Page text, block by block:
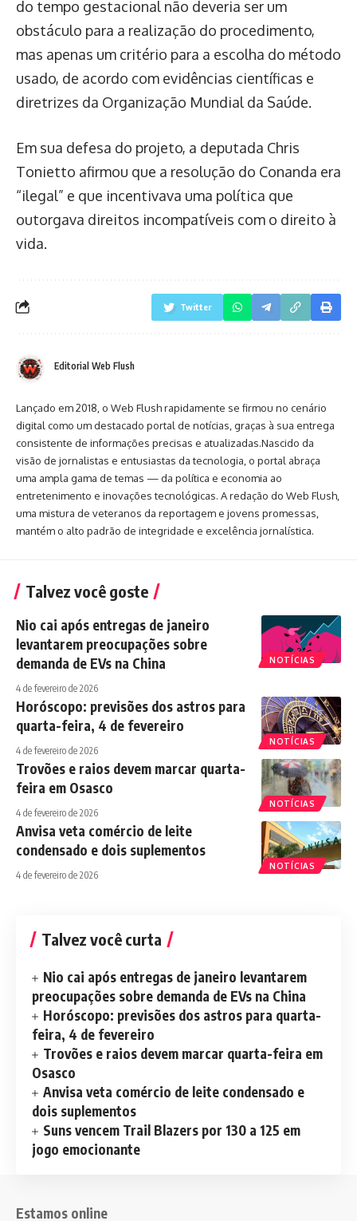
do tempo gestacional não deveria ser um
obstáculo para a realização do procedimento,
mas apenas um critério para a escolha do método
usado, de acordo com evidências científicas e
diretrizes da Organização Mundial da Saúde.
Em sua defesa do projeto, a deputada Chris
Tonietto afirmou que a resolução do Conanda era
“ilegal” e que incentivava uma política que
outorgava direitos incompatíveis com o direito à
vida.
Twitter
Editorial Web Flush
Lançado em 2018, o Web Flush rapidamente se firmou no cenário
digital como um destacado portal de notícias, graças à sua entrega
consistente de informações precisas e atualizadas.Nascido da
visão de jornalistas e entusiastas da tecnologia, o portal abraça
uma ampla gama de temas — da política e economia ao
entretenimento e inovações tecnológicas. A redação do Web Flush,
uma mistura de veteranos da reportagem e jovens promessas,
mantém o alto padrão de integridade e excelência jornalística.
Talvez você goste
NOTÍCIAS
Nio cai após entregas de janeiro
levantarem preocupações sobre
demanda de EVs na China
4 de fevereiro de 2026
NOTÍCIAS
Horóscopo: previsões dos astros para
quarta-feira, 4 de fevereiro
4 de fevereiro de 2026
NOTÍCIAS
Trovões e raios devem marcar quarta-
feira em Osasco
4 de fevereiro de 2026
NOTÍCIAS
Anvisa veta comércio de leite
condensado e dois suplementos
4 de fevereiro de 2026
Talvez você curta
Nio cai após entregas de janeiro levantarem
preocupações sobre demanda de EVs na China
Horóscopo: previsões dos astros para quarta-
feira, 4 de fevereiro
Trovões e raios devem marcar quarta-feira em
Osasco
Anvisa veta comércio de leite condensado e
dois suplementos
Suns vencem Trail Blazers por 130 a 125 em
jogo emocionante
Estamos online